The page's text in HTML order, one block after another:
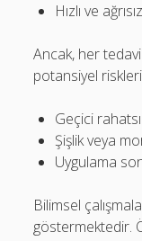
Hızlı ve
Ancak, her
potansiyel
Geçici
Şişlik veya
Uygulama
Bilimsel
göstermektedir.